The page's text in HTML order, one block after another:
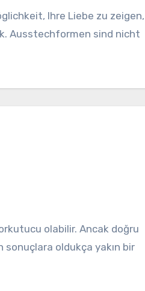
Ausstechformen sind nicht
sonuçlara oldukça yakın bir